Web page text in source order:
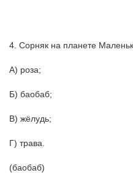
4. Сорняк на планете
А) роза;
Б) баобаб;
В) жёлудь;
Г) трава.
(баобаб)